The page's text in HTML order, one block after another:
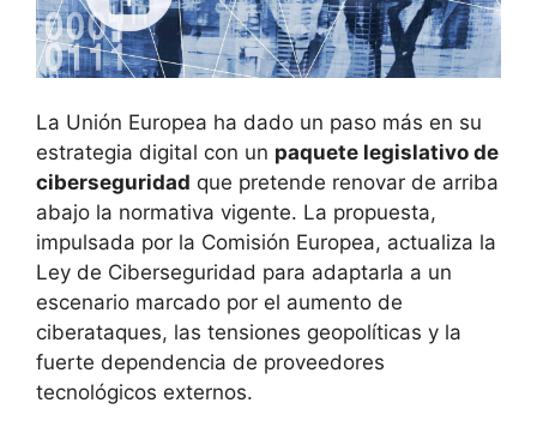
La Unión Europea ha dado un paso más en su
estrategia digital con un paquete legislativo de
ciberseguridad que pretende renovar de arriba
abajo la normativa vigente. La propuesta,
impulsada por la Comisión Europea, actualiza la
Ley de Ciberseguridad para adaptarla a un
escenario marcado por el aumento de
ciberataques, las tensiones geopolíticas y la
fuerte dependencia de proveedores
tecnológicos externos.